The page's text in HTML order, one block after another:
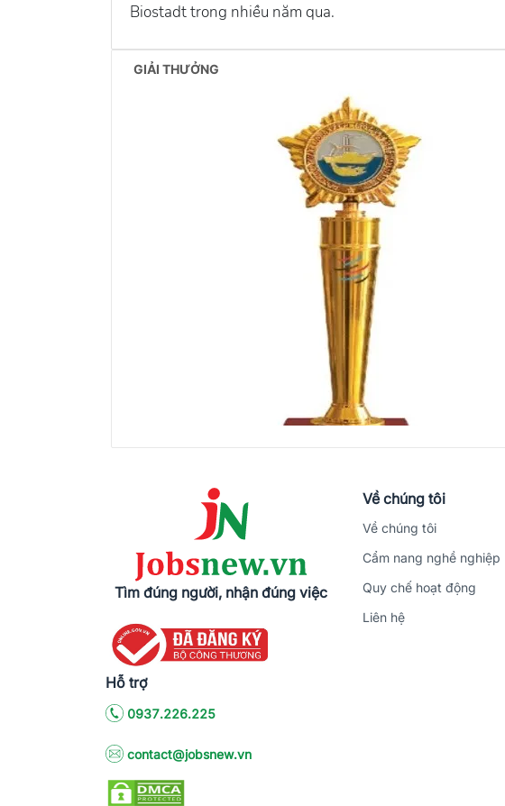
Biostadt trong nhiều năm qua.
GIẢI THƯỞNG
Tìm đúng người, nhận đúng việc
Hỗ trợ
0937.226.225
contact@jobsnew.vn
Về chúng tôi
Về chúng tôi
Cẩm nang nghề nghiệp
Quy chế hoạt động
Liên hệ